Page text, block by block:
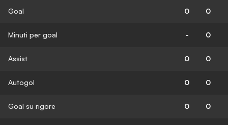
Goal 0 0
Minuti per goal - 0
Assist 0 0
Autogol 0 0
Goal su rigore 0 0